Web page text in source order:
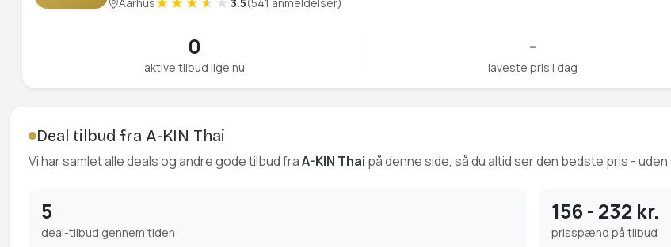
0
aktive tilbud lige nu
-
laveste pris i dag
Deal tilbud fra A-KIN Thai
Vi har samlet alle deals og andre gode tilbud fraA-KIN Thai på denne side, så du altid ser den bedste pris - uden
5
deal-tilbud gennem tiden
156 - 232 kr.
prisspænd på tilbud